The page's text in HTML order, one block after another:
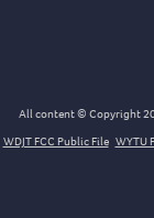
All content © Copyright
WDJT FCC Public File WYTU